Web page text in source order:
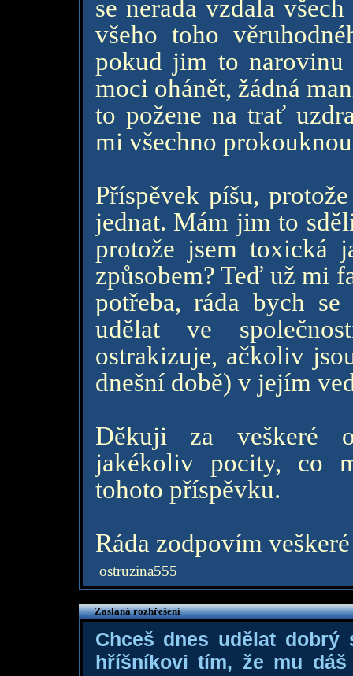
se nerada vzdala
všeho toho
pokud jim to narovinu
moci ohánět, žádná
to požene na trať
mi všechno
Příspěvek píšu,
jednat. Mám jim to
protože jsem toxická
způsobem? Teď už mi
potřeba, ráda bych
udělat ve
ostrakizuje, ačkoliv
dnešní době) v jejím
Děkuji za veškeré
jakékoliv pocity, co
tohoto příspěvku.
Ráda zodpovím
ostruzina555
Zaslaná rozhřešení
Chceš dnes udělat dobrý
hříšníkovi tím, že mu